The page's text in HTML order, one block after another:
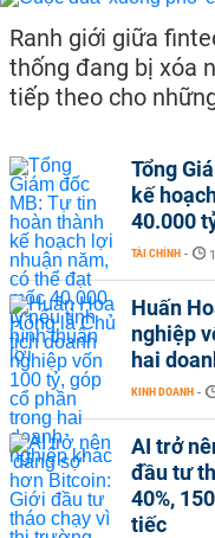
Ranh giới giữa
thống đang bị xóa
tiếp theo cho
Tổng
kế
40.000
TÀI CHÍNH -
Huấn
nghiệp
hai
KINH DOANH -
AI trở
đầu tư
40%,
tiếc